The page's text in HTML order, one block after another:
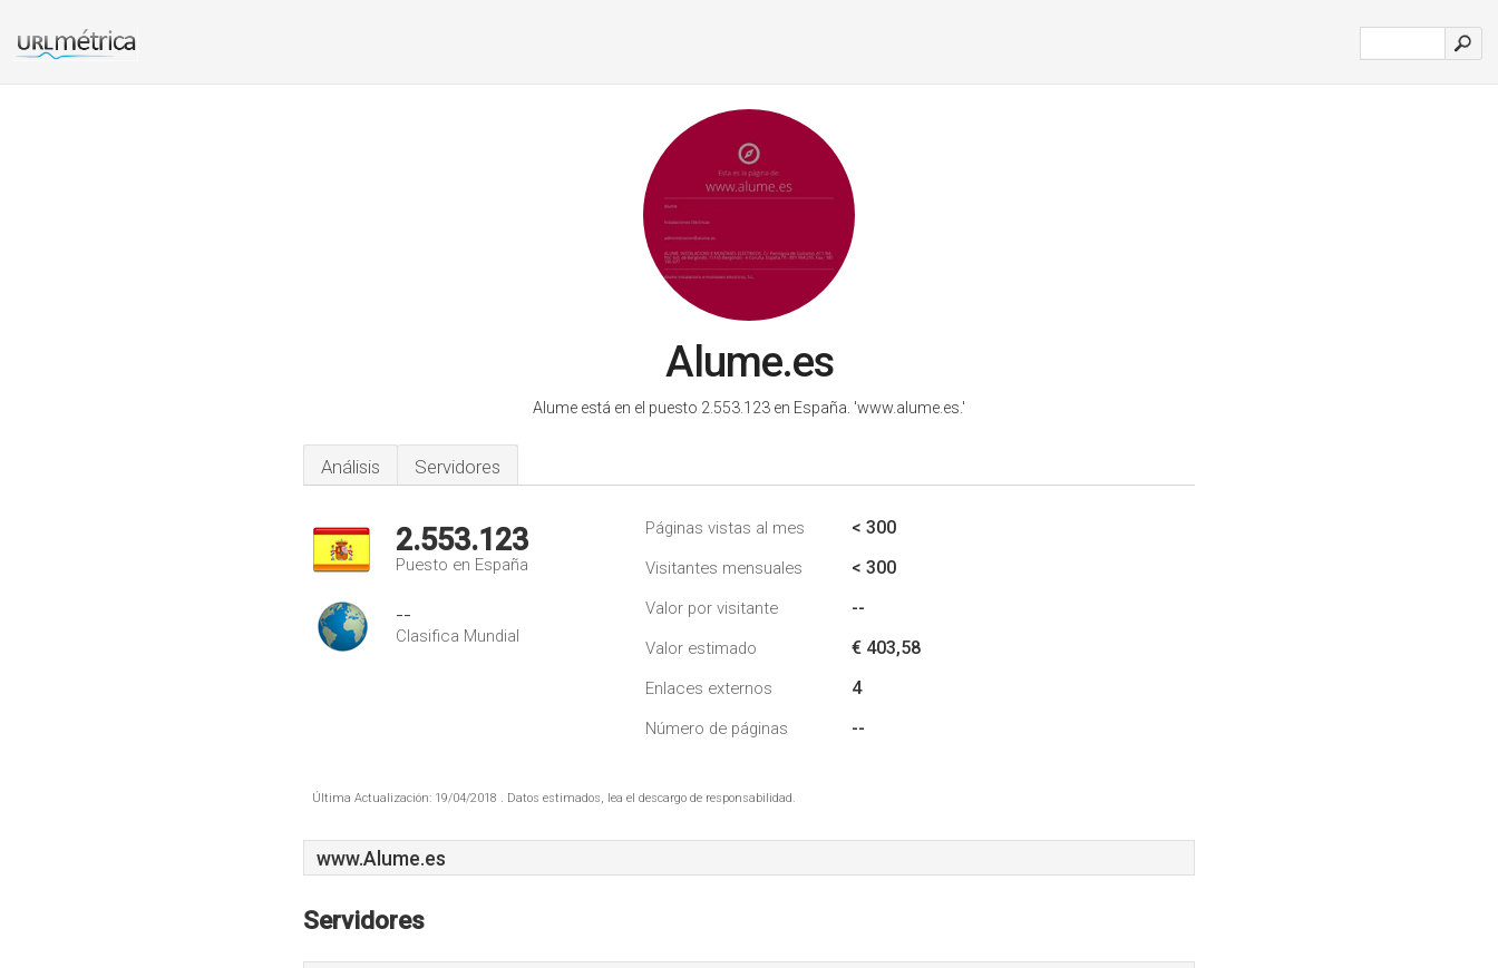
Alume.es
Alume está en el puesto 2.553.123 en España. 'www.alume.es.'
Análisis Servidores
2.553.123
Puesto en España
--
Clasifica Mundial
Páginas vistas al mes < 300
Visitantes mensuales < 300
Valor por visitante --
Valor estimado € 403,58
Enlaces externos 4
Número de páginas --
Última Actualización: 19/04/2018 . Datos estimados, lea el descargo de responsabilidad.
www.Alume.es
Servidores